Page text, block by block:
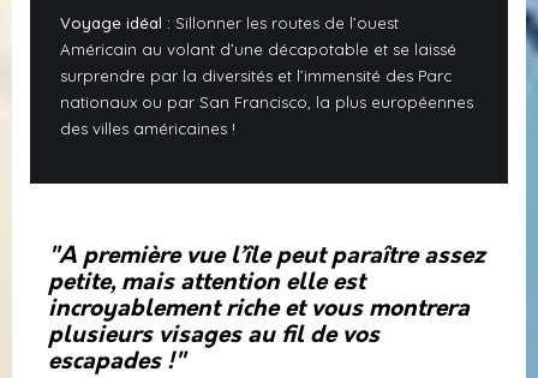
Voyage idéal : Sillonner les routes de l’ouest
Américain au volant d’une décapotable et se laissé
surprendre par la diversités et l’immensité des Parc
nationaux ou par San Francisco, la plus européennes
des villes américaines !
"A première vue l’île peut paraître assez
petite, mais attention elle est
incroyablement riche et vous montrera
plusieurs visages au fil de vos
escapades !"